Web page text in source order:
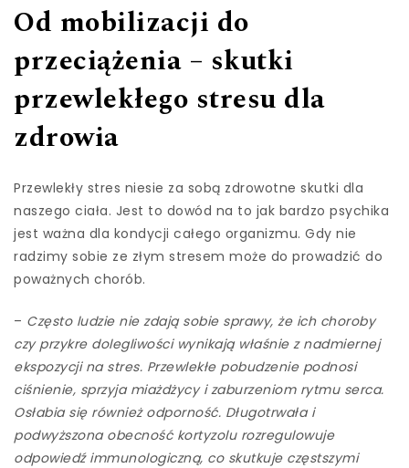
Od mobilizacji do
przeciążenia – skutki
przewlekłego stresu dla
zdrowia
Przewlekły stres niesie za sobą zdrowotne skutki dla
naszego ciała. Jest to dowód na to jak bardzo psychika
jest ważna dla kondycji całego organizmu. Gdy nie
radzimy sobie ze złym stresem może do prowadzić do
poważnych chorób.
– Często ludzie nie zdają sobie sprawy, że ich choroby
czy przykre dolegliwości wynikają właśnie z nadmiernej
ekspozycji na stres. Przewlekłe pobudzenie podnosi
ciśnienie, sprzyja miażdżycy i zaburzeniom rytmu serca.
Osłabia się również odporność. Długotrwała i
podwyższona obecność kortyzolu rozregulowuje
odpowiedź immunologiczną, co skutkuje częstszymi